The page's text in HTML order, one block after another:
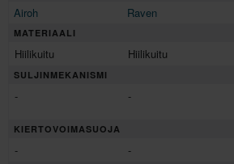
Airoh Raven
MATERIAALI
Hiilikuitu Hiilikuitu
SULJINMEKANISMI
- -
KIERTOVOIMASUOJA
- -